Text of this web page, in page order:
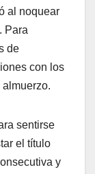
al noquear
Para
de
con los
sentirse
el título
y